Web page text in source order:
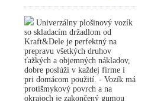
Univerzálny plošinový vozík
so skladacím držadlom od
Kraft&Dele je perfektný na
prepravu všetkých druhov
ťažkých a objemných nákladov,
dobre poslúži v každej firme i
pri domácom použití. - Vozík má
protišmykový povrch a na
okrajoch je zakončený gumou